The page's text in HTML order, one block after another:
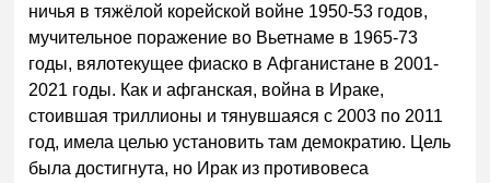
ничья в тяжёлой корейской войне 1950-53 годов,
мучительное поражение во Вьетнаме в 1965-73
годы, вялотекущее фиаско в Афганистане в 2001-
2021 годы. Как и афганская, война в Ираке,
стоившая триллионы и тянувшаяся с 2003 по 2011
год, имела целью установить там демократию. Цель
была достигнута, но Ирак из противовеса